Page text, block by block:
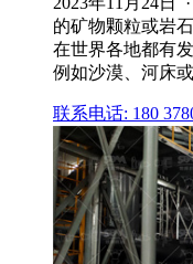
的矿物颗粒或岩
在世界各地都有
例如沙漠、河床
联系电话: 180